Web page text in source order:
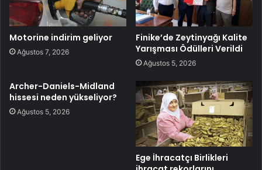
Motorine indirim geliyor
Ağustos 7, 2026
Finike’de Zeytinyağı Kalite
Yarışması Ödülleri Verildi
Ağustos 5, 2026
Archer-Daniels-Midland
hissesi neden yükseliyor?
Ağustos 5, 2026
Ege İhracatçı Birlikleri